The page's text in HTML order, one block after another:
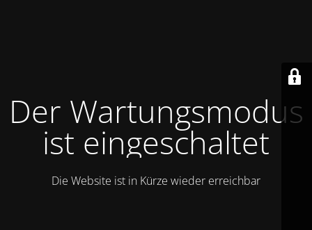
Der Wartungsmodus
ist eingeschaltet
Die Website ist in Kürze wieder erreichbar